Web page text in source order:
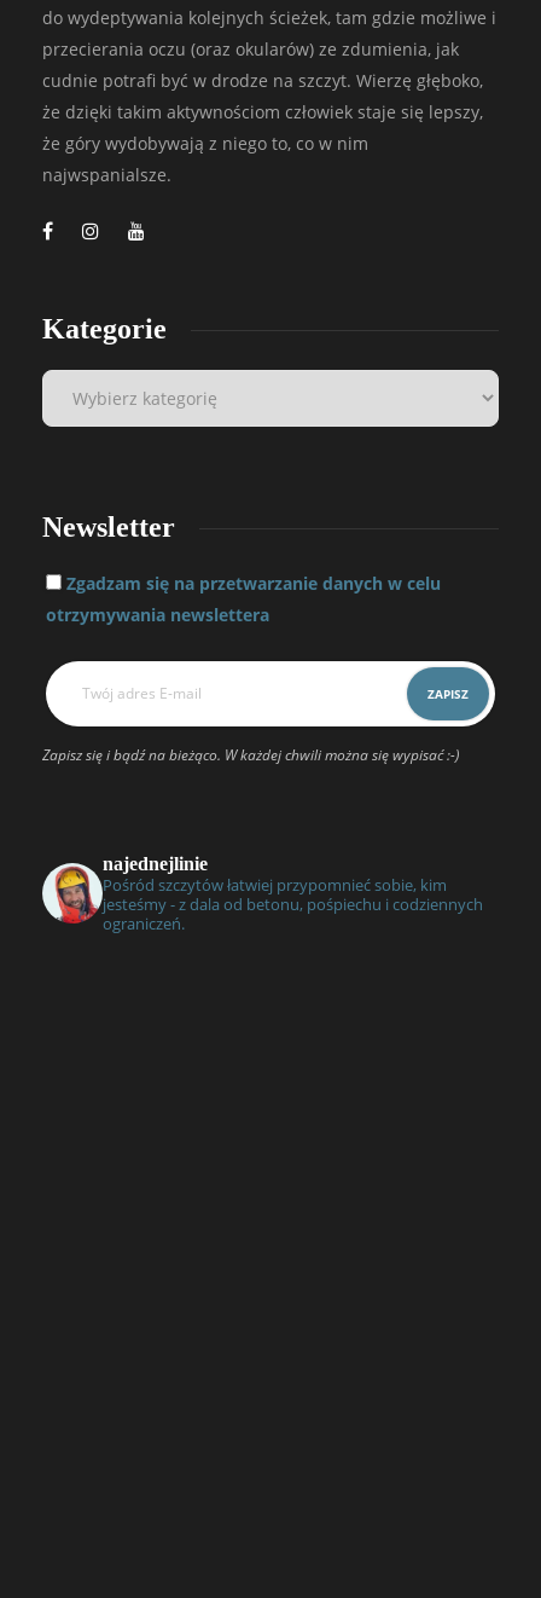
do wydeptywania kolejnych ścieżek, tam gdzie możliwe i
przecierania oczu (oraz okularów) ze zdumienia, jak
cudnie potrafi być w drodze na szczyt. Wierzę głęboko,
że dzięki takim aktywnościom człowiek staje się lepszy,
że góry wydobywają z niego to, co w nim
najwspanialsze.
Kategorie
Newsletter
Zgadzam się na przetwarzanie danych w celu
otrzymywania newslettera
Zapisz się i bądź na bieżąco. W każdej chwili można się wypisać :-)
najednejlinie
Pośród szczytów łatwiej przypomnieć sobie, kim
jesteśmy - z dala od betonu, pośpiechu i codziennych
ograniczeń.